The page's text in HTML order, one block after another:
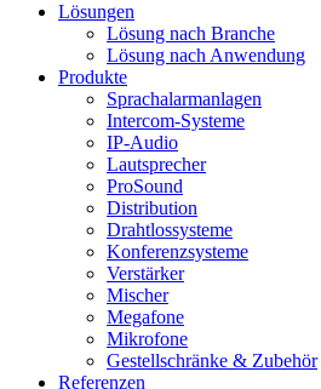
Lösungen
Lösung nach Branche
Lösung nach Anwendung
Produkte
Sprachalarmanlagen
Intercom-Systeme
IP-Audio
Lautsprecher
ProSound
Distribution
Drahtlossysteme
Konferenzsysteme
Verstärker
Mischer
Megafone
Mikrofone
Gestellschränke & Zubehör
Referenzen